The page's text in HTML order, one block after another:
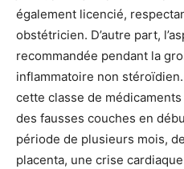
également licencié,
obstétricien. D’autre part,
recommandée pendant la
inflammatoire non
cette classe de
des fausses couches en
période de plusieurs mois,
placenta, une crise